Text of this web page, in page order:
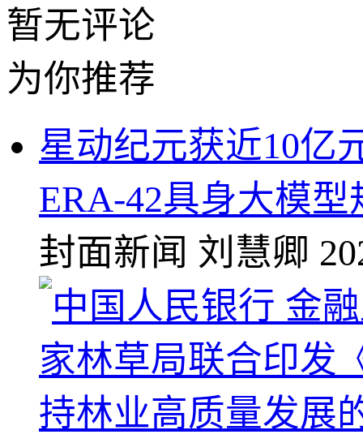
暂无评论
为你推荐
星动纪元获近10亿
ERA-42具身大模
封面新闻 刘慧卿